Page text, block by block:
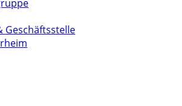
Geschäftsstelle